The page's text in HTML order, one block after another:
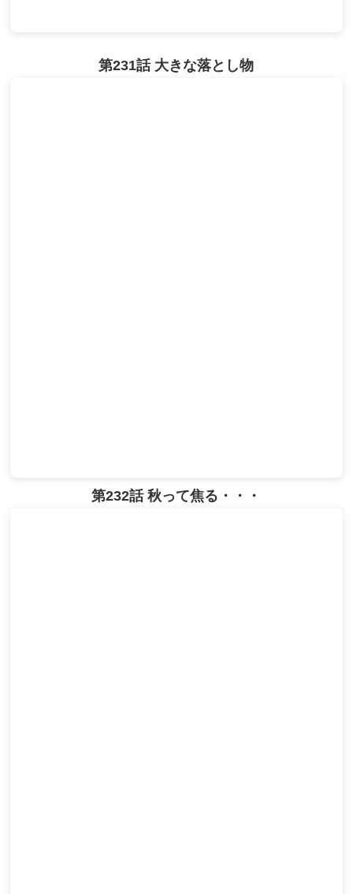
第231話 大きな落とし物
第232話 秋って焦る・・・